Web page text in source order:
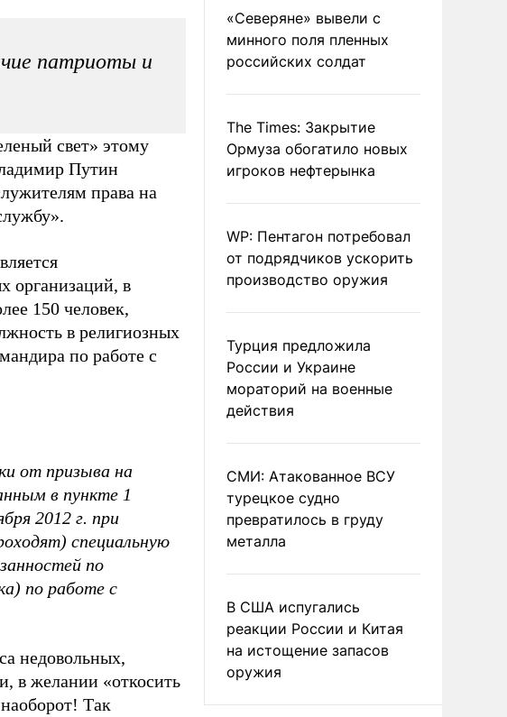
патриоты и
свет» этому
Путин
права на
организаций, в
150 человек,
в религиозных
по работе с
от призыва на
в пункте 1
2012 г. при
специальную
по
по работе с
недовольных,
в желании «откосить
Так
«Северяне» вывели с
минного поля пленных
российских солдат
The Times: Закрытие
Ормуза обогатило новых
игроков нефтерынка
WP: Пентагон потребовал
от подрядчиков ускорить
производство оружия
Турция предложила
России и Украине
мораторий на военные
действия
СМИ: Атакованное ВСУ
турецкое судно
превратилось в груду
металла
В США испугались
реакции России и Китая
на истощение запасов
оружия